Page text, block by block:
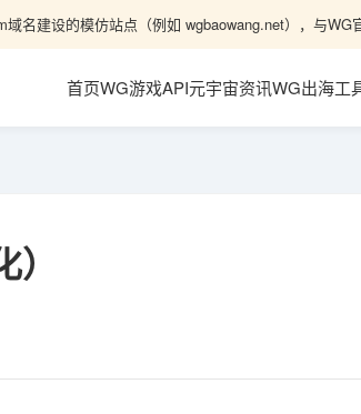
名建设的模仿站点（例如 wgbaowang.net），与WG
首页WG游戏API元宇宙资讯WG出海工